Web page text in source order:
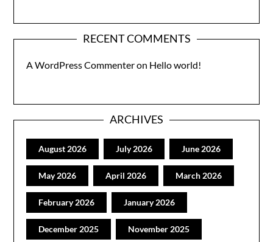
RECENT COMMENTS
A WordPress Commenteron Hello world!
ARCHIVES
August 2026 July 2026 June 2026
May 2026 April 2026 March 2026
February 2026 January 2026
December 2025 November 2025